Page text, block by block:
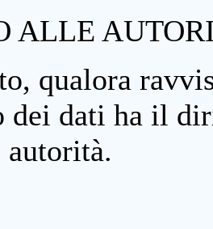
ALLE
qualora
dei dati ha il